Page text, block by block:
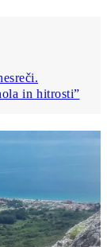
in hitrosti”